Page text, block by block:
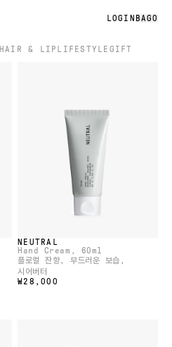
LOGIN BAG0
HAIR & LIP LIFESTYLE GIFT
NEUTRAL
Hand Cream , 60ml
플로럴 잔향, 부드러운 보습,
시어버터
₩28,000